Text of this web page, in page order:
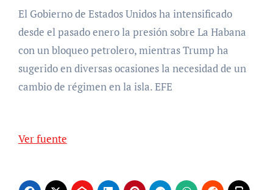
El Gobierno de Estados Unidos ha intensificado
desde el pasado enero la presión sobre La Habana
con un bloqueo petrolero, mientras Trump ha
sugerido en diversas ocasiones la necesidad de un
cambio de régimen en la isla. EFE
Ver fuente